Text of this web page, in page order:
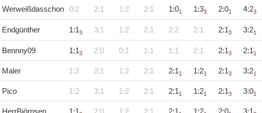
Werweißdasschon 0:2 2:1 1:2 2:1 1:01 1:33 2:01 4:23
Endgünther 1:13 3:1 1:2 2:1 2:2 2:1 2:13 3:21
Bennny09 1:13 2:0 0:1 1:1 1:1 2:1 2:13 2:11
Maler 1:2 2:1 1:2 2:1 2:11 1:21 2:13 3:21
Pico 1:2 3:1 1:2 2:1 2:11 1:21 2:13 3:01